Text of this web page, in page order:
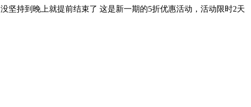
坚持到晚上就提前结束了 这是新一期的5折优惠活动，活动限时2天